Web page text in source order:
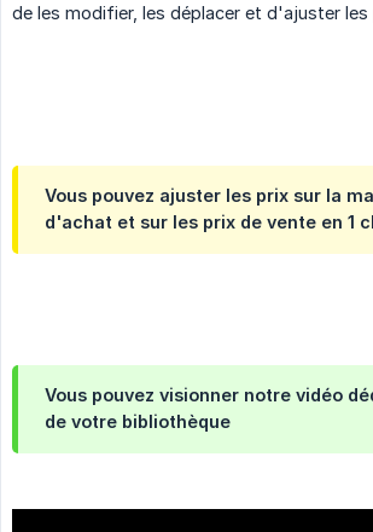
de les modifier, les déplacer et d'ajuster les
Vous pouvez ajuster les prix sur la
d'achat et sur les prix de vente en 1
Vous pouvez visionner notre vidéo
de votre bibliothèque